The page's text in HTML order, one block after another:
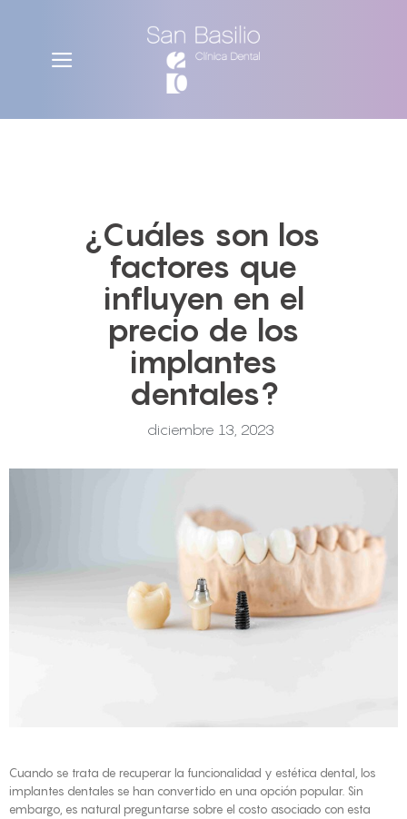
¿Cuáles son los
factores que
influyen en el
precio de los
implantes
dentales?
diciembre 13, 2023
Cuando se trata de recuperar la funcionalidad y estética dental, los
implantes dentales se han convertido en una opción popular. Sin
embargo, es natural preguntarse sobre el costo asociado con esta